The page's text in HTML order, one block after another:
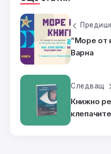
“Море от
Варна
Следващ
Книжно